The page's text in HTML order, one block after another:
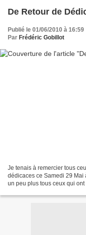
De Retour de
Publié le 01/06/2010 à 16:59
Par Frédéric Gobillot
Je tenais à remercier tous
dédicaces ce Samedi 29 Mai
un peu plus tous ceux qui